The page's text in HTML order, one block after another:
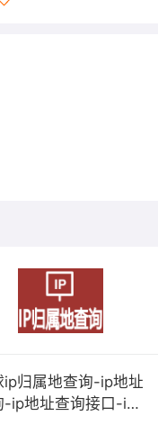
照有：
，证券期货交易许
产许可证，食品经
强制性产品认证证
书，出版物经营许
书，数农产品地理
社会团体法人登记
所执业许可证，有
ip归属地查询-ip地址
-ip地址查询接口-ip